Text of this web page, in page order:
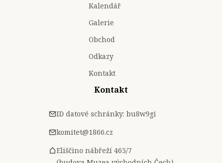
Kalendář
Galerie
Obchod
Odkazy
Kontakt
Kontakt
ID datové schránky: bu8w9gi
komitet@1866.cz
Eliščino nábřeží 465/7